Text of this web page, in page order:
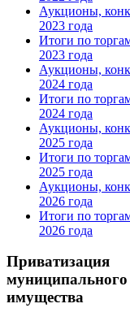
Аукционы,
2023 года
Итоги по
2023 года
Аукционы,
2024 года
Итоги по
2024 года
Аукционы,
2025 года
Итоги по
2025 года
Аукционы,
2026 года
Итоги по
2026 года
Приватизация
муниципального
имущества